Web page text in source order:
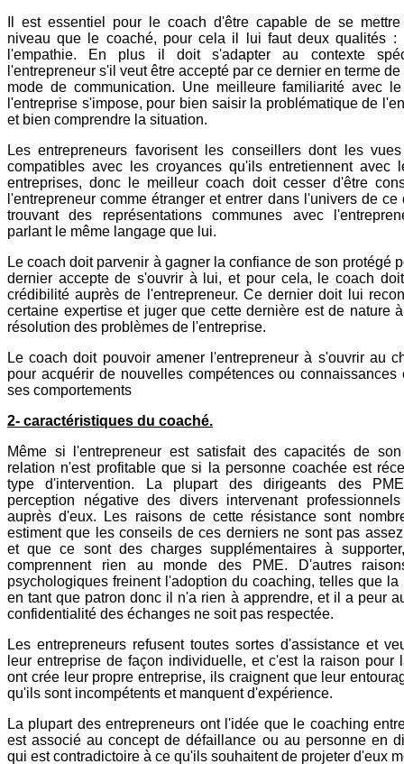
Il est essentiel pour le coach d'être capable de se
niveau que le coaché, pour cela il lui faut deux qualités :
l'empathie. En plus il doit s'adapter au contexte
l'entrepreneur s'il veut être accepté par ce dernier en terme
mode de communication. Une meilleure familiarité avec
l'entreprise s'impose, pour bien saisir la problématique de
et bien comprendre la situation.
Les entrepreneurs favorisent les conseillers dont les
compatibles avec les croyances qu'ils entretiennent avec
entreprises, donc le meilleur coach doit cesser d'être
l'entrepreneur comme étranger et entrer dans l'univers de ce
trouvant des représentations communes avec
parlant le même langage que lui.
Le coach doit parvenir à gagner la confiance de son protégé
dernier accepte de s'ouvrir à lui, et pour cela, le coach
crédibilité auprès de l'entrepreneur. Ce dernier doit lui
certaine expertise et juger que cette dernière est de nature
résolution des problèmes de l'entreprise.
Le coach doit pouvoir amener l'entrepreneur à s'ouvrir au
pour acquérir de nouvelles compétences ou connaissances
ses comportements
2- caractéristiques du coaché.
Même si l'entrepreneur est satisfait des capacités de
relation n'est profitable que si la personne coachée est
type d'intervention. La plupart des dirigeants des
perception négative des divers intervenant
auprès d'eux. Les raisons de cette résistance sont
estiment que les conseils de ces derniers ne sont pas
et que ce sont des charges supplémentaires à
comprennent rien au monde des PME. D'autres
psychologiques freinent l'adoption du coaching, telles que la
en tant que patron donc il n'a rien à apprendre, et il a peur
confidentialité des échanges ne soit pas respectée.
Les entrepreneurs refusent toutes sortes d'assistance et
leur entreprise de façon individuelle, et c'est la raison pour
ont crée leur propre entreprise, ils craignent que leur
qu'ils sont incompétents et manquent d'expérience.
La plupart des entrepreneurs ont l'idée que le coaching
est associé au concept de défaillance ou au personne en
qui est contradictoire à ce qu'ils souhaitent de projeter d'eux